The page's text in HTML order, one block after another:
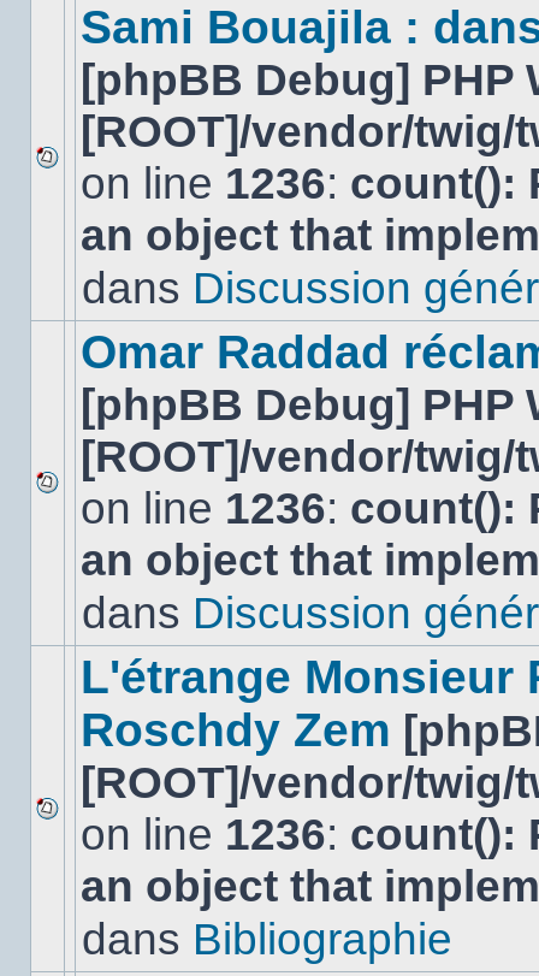
Aucun
nouveau
message
non-
dans
Sami Bouajila :
[phpBB Debug] PHP
[ROOT]/vendor/
on line 1236: count():
an object that
dans Discussion
Aucun
nouveau
message
non-
dans
Omar Raddad
[phpBB Debug] PHP
[ROOT]/vendor/
on line 1236: count():
an object that
dans Discussion
Aucun
nouveau
message
non-
dans
L'étrange Monsieur
Roschdy Zem
[ROOT]/vendor/
on line 1236: count():
an object that
dans Bibliographie